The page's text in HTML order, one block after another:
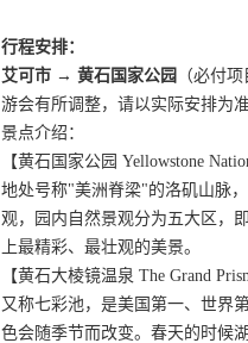
行程安排：
艾可市 → 黄石国家公园
（必付
游会有所调整，请以实际安排为
景点介绍：
【黄石国家公园 Yellowstone
地处号称"美洲脊梁"的洛矶山脉
观，园内自然景观分为五大区，
上最精彩、最壮观的美景。
【黄石大棱镜温泉 The Grand
又称七彩池，是美国第一、世界
色会随季节而改变。春天的时候